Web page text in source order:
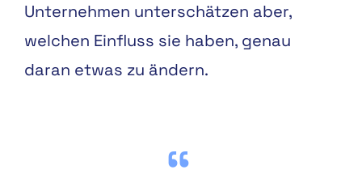
Unternehmen unterschätzen aber,
welchen Einfluss sie haben, genau
daran etwas zu ändern.